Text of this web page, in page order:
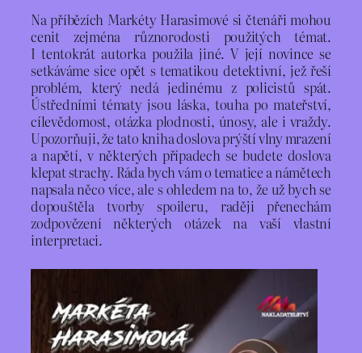
Na příbězích Markéty Harasimové si čtenáři mohou
cenit zejména různorodosti použitých témat.
I tentokrát autorka použila jiné. V její novince se
setkáváme sice opět s tematikou detektivní, jež řeší
problém, který nedá jedinému z policistů spát.
Ústředními tématy jsou láska, touha po mateřství,
cílevědomost, otázka plodnosti, únosy, ale i vraždy.
Upozorňuji, že tato kniha doslova prýští vlny mrazení
a napětí, v některých případech se budete doslova
klepat strachy. Ráda bych vám o tematice a námětech
napsala něco více, ale s ohledem na to, že už bych se
dopouštěla tvorby spoileru, raději přenechám
zodpovězení některých otázek na vaší vlastní
interpretaci.